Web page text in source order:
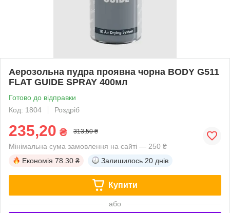
Аерозольна пудра проявна чорна BODY G511
FLAT GUIDE SPRAY 400мл
Готово до відправки
Код: 1804
Роздріб
235,20 ₴ 313,50 ₴
Мінімальна сума замовлення на сайті — 250 ₴
Економія 78.30 ₴ Залишилось 20 днів
Купити
або